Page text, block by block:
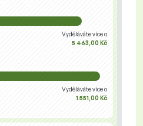
Vyděláváte více o
5 463,00 Kč
Vyděláváte více o
1 551,00 Kč